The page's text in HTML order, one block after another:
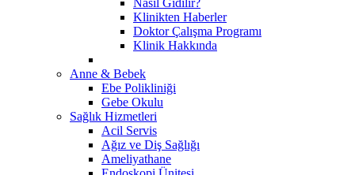
Klinikten Haberler
Doktor Çalışma Programı
Klinik Hakkında
Anne & Bebek
Ebe Polikliniği
Gebe Okulu
Sağlık Hizmetleri
Acil Servis
Ağız ve Diş Sağlığı
Ameliyathane